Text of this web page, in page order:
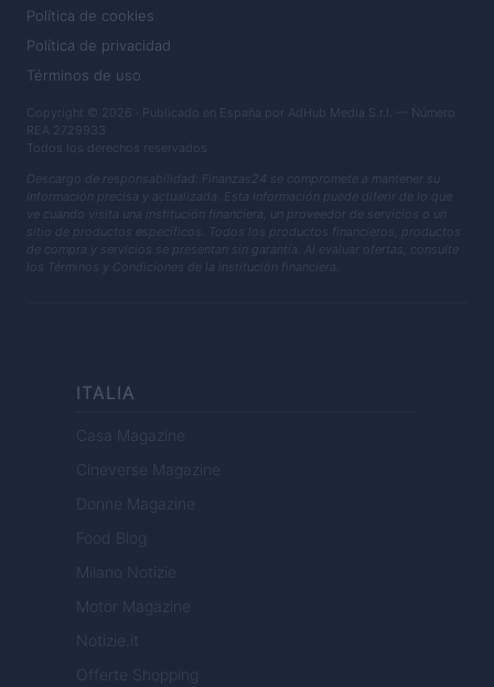
Política de cookies
Política de privacidad
Términos de uso
Copyright © 2026 · Publicado en España por AdHub Media S.r.l. — Número
REA 2729933
Todos los derechos reservados
Descargo de responsabilidad: Finanzas24 se compromete a mantener su
información precisa y actualizada. Esta información puede diferir de lo que
ve cuando visita una institución financiera, un proveedor de servicios o un
sitio de productos específicos. Todos los productos financieros, productos
de compra y servicios se presentan sin garantía. Al evaluar ofertas, consulte
los Términos y Condiciones de la institución financiera.
ITALIA
Casa Magazine
Cineverse Magazine
Donne Magazine
Food Blog
Milano Notizie
Motor Magazine
Notizie.it
Offerte Shopping